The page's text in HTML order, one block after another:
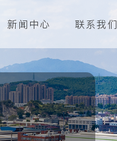
新闻中心 联系我们